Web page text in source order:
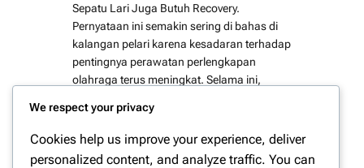
Sepatu Lari Juga Butuh Recovery.
Pernyataan ini semakin sering di bahas di
kalangan pelari karena kesadaran terhadap
pentingnya perawatan perlengkapan
olahraga terus meningkat. Selama ini,
berikan pada pemulihan tubuh setelah
latihan. Namun demikian, sepatu sebagai
alat utama penunjang performa sering kali
We respect your privacy
Cookies help us improve your experience, deliver
personalized content, and analyze traffic. You can